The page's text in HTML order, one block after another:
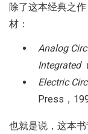
除了这本经典之
材：
Analog
Integrated
Electric
Press，
也就是说，这本